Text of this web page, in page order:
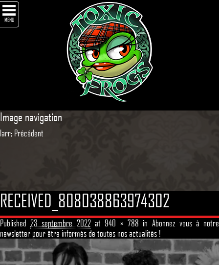
MENU
Image navigation
larr; Précédent
RECEIVED_808038863974302
Published 23 septembre 2022at 940 × 788 in Abonnez vous à notre
newsletter pour être informés de toutes nos actualités !